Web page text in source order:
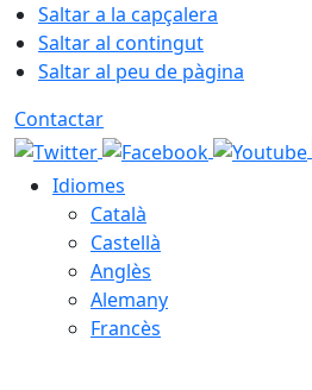
Saltar a la capçalera
Saltar al contingut
Saltar al peu de pàgina
Contactar
Idiomes
Català
Castellà
Anglès
Alemany
Francès